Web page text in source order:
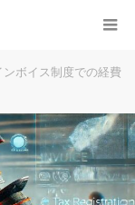
ボイス制度での経費